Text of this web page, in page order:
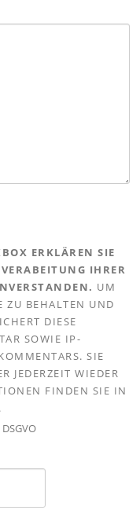
ERKLÄREN SIE
IHRER
UM
ZU BEHALTEN UND
DIESE
SOWIE IP-
SIE
JEDERZEIT WIEDER
FINDEN SIE IN
.